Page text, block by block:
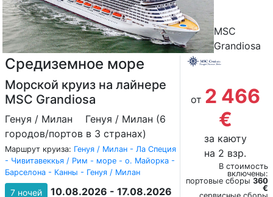
MSC
Grandiosa
Средиземное море
Морской круиз на лайнере
MSC Grandiosa
Генуя / Милан
Генуя / Милан (6
городов/портов в 3 странах)
Маршрут круиза: Генуя / Милан - Ла Специя
- Чивитавеккья / Рим - море - о. Майорка -
Барселона - Канны - Генуя / Милан
7 ночей 10.08.2026 - 17.08.2026
от 2 466
€
за каюту
на 2 взр.
В стоимость
включены:
портовые сборы 360
€